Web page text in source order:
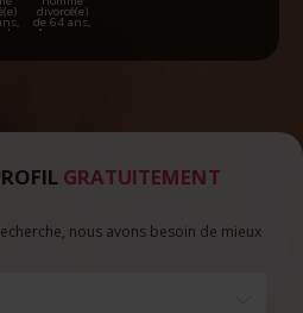
le-
divorcé(e)
de 64 ans,
Auxonne
GRATUITEMENT
nous avons besoin de mieux